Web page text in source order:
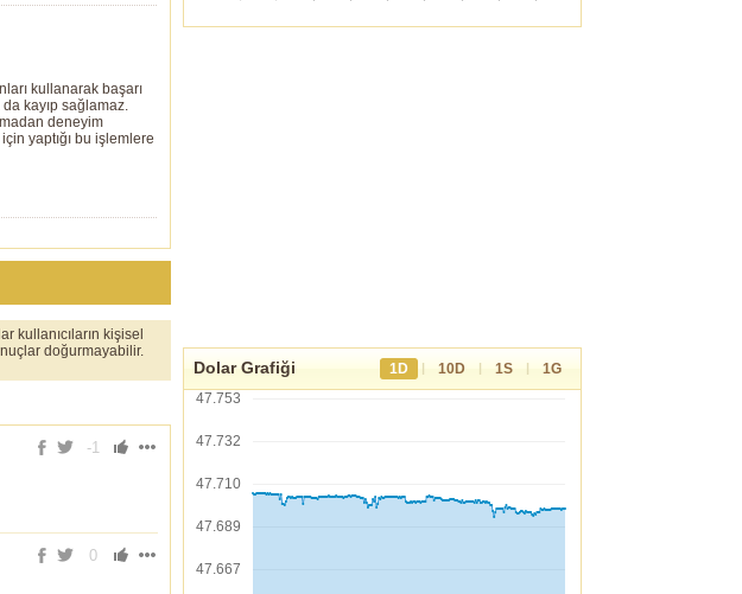
kullanarak başarı
kayıp sağlamaz.
deneyim
yaptığı bu işlemlere
kullanıcıların kişisel
doğurmayabilir.
-1
0
Dolar Grafiği 1D | 10D | 1S |
1G
47.753
47.732
47.710
47.689
47.667